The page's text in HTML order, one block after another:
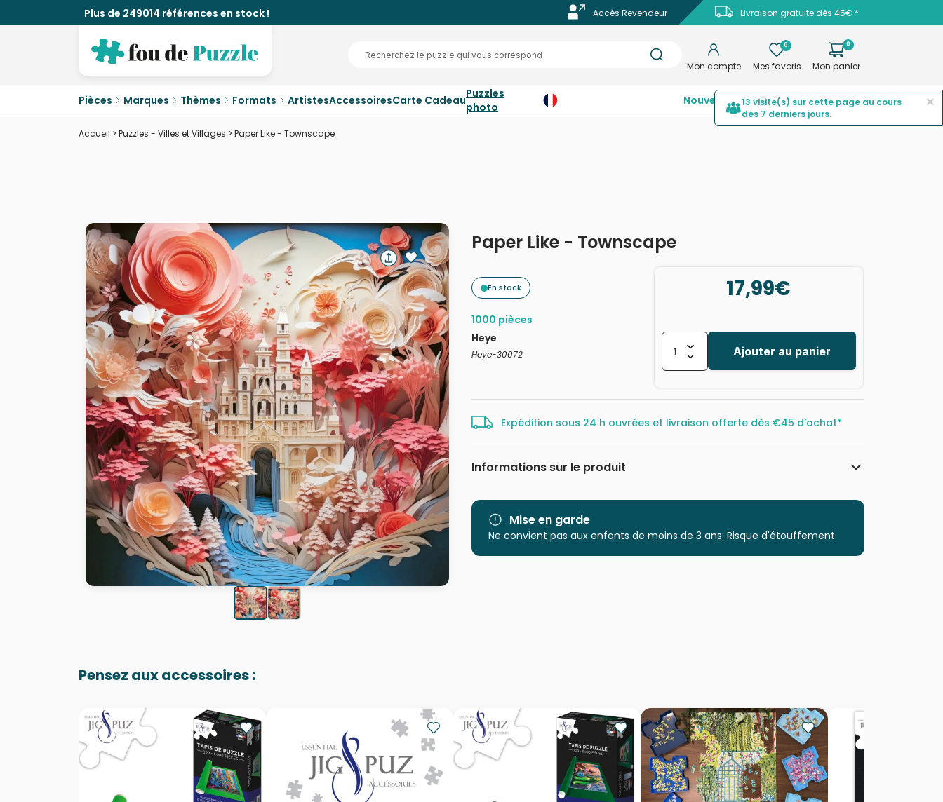
Plus de 249014 références en stock ! Livraison gratuite dès 45€ *
Accès Revendeur
Mon compte
0
Mes favoris
0
Mon panier
Pièces Marques Thèmes Formats ArtistesAccessoiresCarte CadeauPuzzles
photo
NouveautésTop ventesPromotions
Accueil > Puzzles - Villes et Villages > Paper Like - Townscape
Paper Like - Townscape
En stock
1000 pièces
Heye
Heye-30072
17,99€
Ajouter au panier
Expédition sous 24 h ouvrées et livraison offerte dès €45 d’achat*
Informations sur le produit
Catégorie
Age
à partir de 2 ans (2 à 10 pièces)
Mise en garde
Ne convient pas aux enfants de moins de 3 ans. Risque d'étouffement.
Pensez aux accessoires :
×
13 visite(s) sur cette page au cours
des 7 derniers jours.